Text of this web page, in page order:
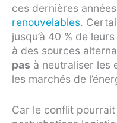
ces dernières
renouvelables.
jusqu’à 40 % de
à des sources
pas à neutraliser les
les marchés de
Car le conflit